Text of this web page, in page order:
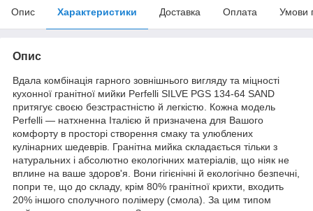
Опис Характеристики Доставка Оплата Умови
Опис
Вдала комбінація гарного зовнішнього вигляду та міцності
кухонної гранітної мийки Perfelli SILVE PGS 134-64 SAND
притягує своєю безстрастністю й легкістю. Кожна модель
Perfelli — натхненна Італією й призначена для Вашого
комфорту в просторі створення смаку та улюблених
кулінарних шедеврів. Гранітна мийка складається тільки з
натуральних і абсолютно екологічних матеріалів, що ніяк не
вплине на ваше здоров'я. Вони гігієнічні й екологічно безпечні,
попри те, що до складу, крім 80% гранітної крихти, входить
20% іншого сполучного полімеру (смола). За цим типом